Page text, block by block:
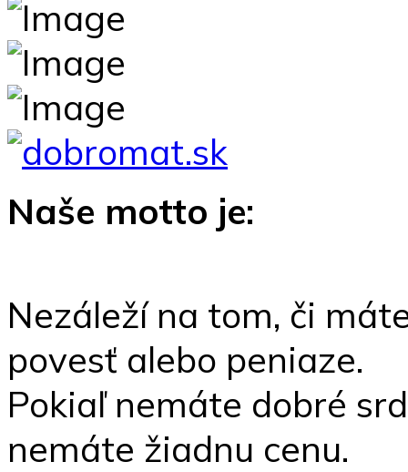
Naše motto je:
Nezáleží na tom, či
povesť alebo peniaze.
Pokiaľ nemáte dobré
nemáte žiadnu cenu.